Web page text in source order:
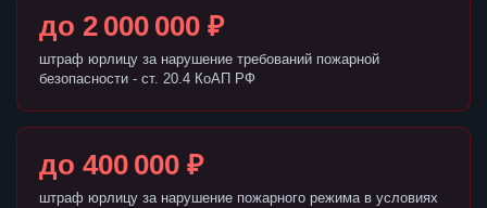
до 2 000 000 ₽
штраф юрлицу за нарушение требований пожарной
безопасности - ст. 20.4 КоАП РФ
до 400 000 ₽
штраф юрлицу за нарушение пожарного режима в условиях